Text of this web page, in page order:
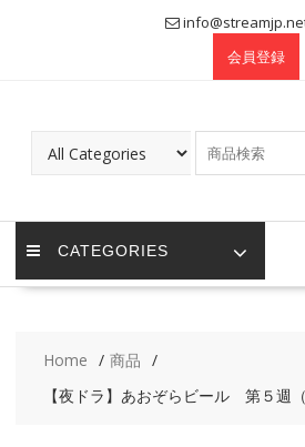
会員登録
CATEGORIES
Home
商品
【夜ドラ】あおぞらビール 第５週